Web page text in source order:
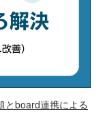
とboard連携による